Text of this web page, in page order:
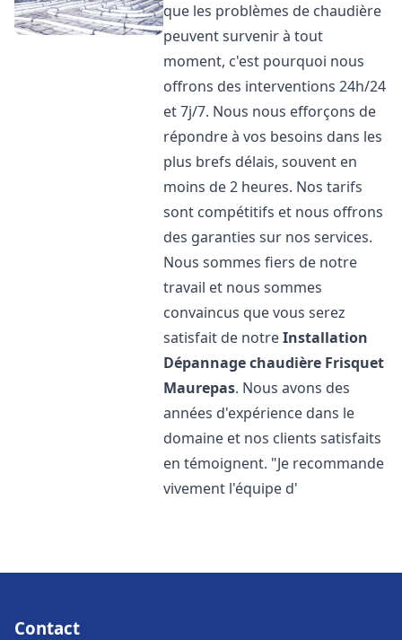
que les problèmes de chaudière
peuvent survenir à tout
moment, c'est pourquoi nous
offrons des interventions 24h/24
et 7j/7. Nous nous efforçons de
répondre à vos besoins dans les
plus brefs délais, souvent en
moins de 2 heures. Nos tarifs
sont compétitifs et nous offrons
des garanties sur nos services.
Nous sommes fiers de notre
travail et nous sommes
convaincus que vous serez
satisfait de notreInstallation
Dépannage chaudière Frisquet
Maurepas. Nous avons des
années d'expérience dans le
domaine et nos clients satisfaits
en témoignent. "Je recommande
vivement l'équipe d'
Contact